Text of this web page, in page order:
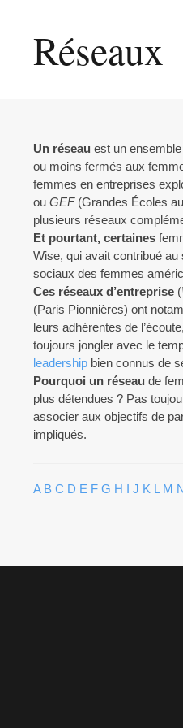
Réseaux
Un réseau est un
ou moins fermés aux
femmes en entreprises
ouGEF(Grandes Écoles
plusieurs réseaux
Et pourtant, certaines
Wise, qui avait contribué
sociaux des femmes
Ces réseaux d’entreprise (
(Paris Pionnières) ont
leurs adhérentes de
toujours jongler avec le
leadership bien connus de
Pourquoi un réseau de
plus détendues ? Pas
associer aux objectifs de
impliqués.
A B C D E F G H I J K L M